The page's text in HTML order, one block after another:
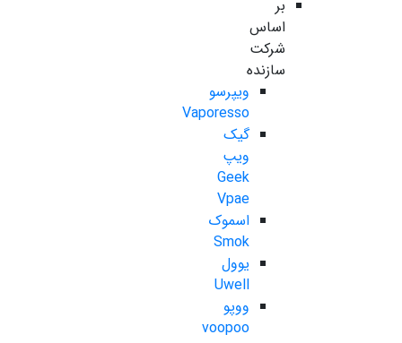
بر
اساس
شرکت
سازنده
ویپرسو
Vaporesso
گیک
ویپ
Geek
Vpae
اسموک
Smok
یوول
Uwell
ووپو
voopoo